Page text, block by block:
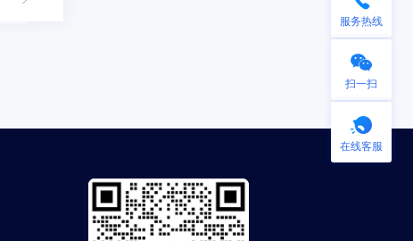
服务热线
扫一扫
在线客服